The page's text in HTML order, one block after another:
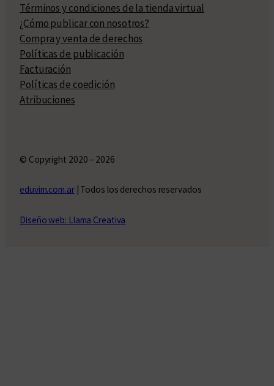
Términos y condiciones de la tienda virtual
¿Cómo publicar con nosotros?
Compra y venta de derechos
Políticas de publicación
Facturación
Políticas de coedición
Atribuciones
© Copyright 2020 – 2026
eduvim.com.ar| Todos los derechos reservados
Diseño web: Llama Creativa